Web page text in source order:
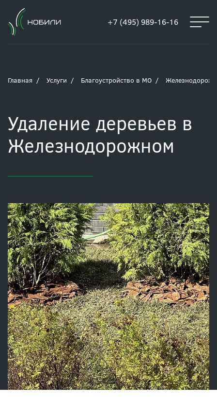
+7 (495) 989-16-16
Главная Услуги Благоустройство в МО
Удаление деревьев в
Железнодорожном